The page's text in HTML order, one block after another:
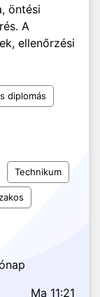
öntési
A
ellenőrzési
diplomás
Technikum
Ma 11:21